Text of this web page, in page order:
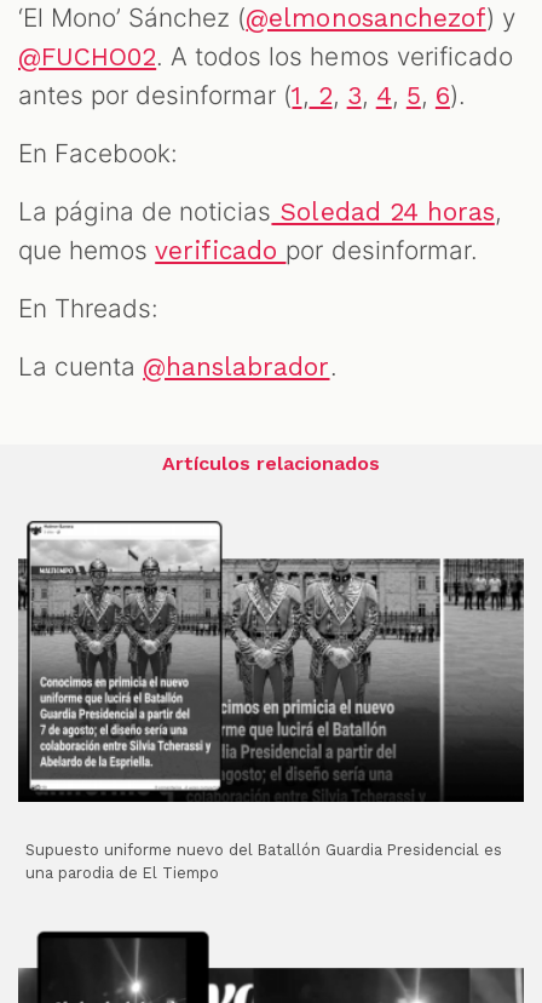
‘El Mono’ Sánchez (@elmonosanchezof) y
@FUCHO02. A todos los hemos verificado
antes por desinformar (1 , 2, 3, 4, 5, 6).
En Facebook:
La página de noticias Soledad 24 horas,
que hemosverificado por desinformar.
En Threads:
La cuenta @hanslabrador.
Artículos relacionados
Supuesto uniforme nuevo del Batallón Guardia Presidencial es
una parodia de El Tiempo